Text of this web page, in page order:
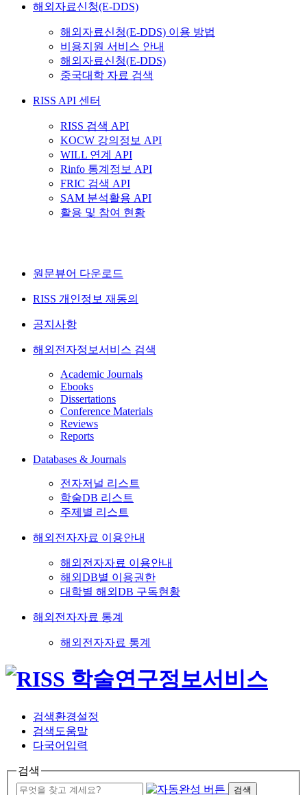
해외자료신청(E-DDS)
해외자료신청(E-DDS) 이용 방법
비용지원 서비스 안내
해외자료신청(E-DDS)
중국대학 자료 검색
RISS API 센터
RISS 검색 API
KOCW 강의정보 API
WILL 연계 API
Rinfo 통계정보 API
FRIC 검색 API
SAM 분석활용 API
활용 및 참여 현황
원문뷰어 다운로드
RISS 개인정보 재동의
공지사항
해외전자정보서비스 검색
Academic Journals
Ebooks
Dissertations
Conference Materials
Reviews
Reports
Databases & Journals
전자저널 리스트
학술DB 리스트
주제별 리스트
해외전자자료 이용안내
해외전자자료 이용안내
해외DB별 이용권한
대학별 해외DB 구독현황
해외전자자료 통계
해외전자자료 통계
검색환경설정
검색도움말
다국어입력
검색
검색